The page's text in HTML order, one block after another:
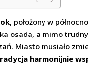
, położony w
osada, a mimo
Miasto musiało
harmonijnie